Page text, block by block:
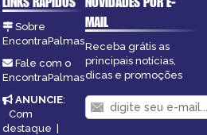
Sobre
EncontraPalmas
Fale com o
EncontraPalmas
ANUNCIE:
Com
destaque |
MAIL
Receba grátis as
principais notícias,
dicas e promoções